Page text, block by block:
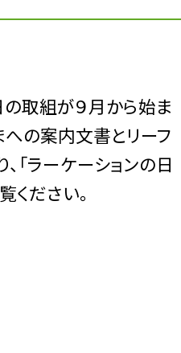
取組が９月から始ま
への案内文書とリーフ
「ラーケーションの日
ください。